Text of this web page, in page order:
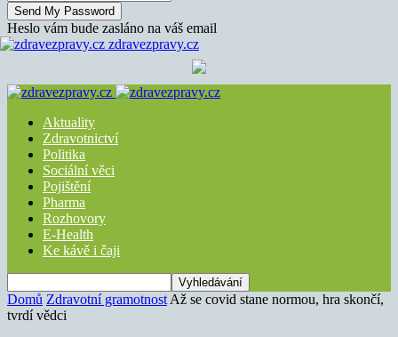
Heslo vám bude zasláno na váš email
zdravezpravy.cz
Aktuality
Zdravotnictví
Politika
Sociální věci
Pojištění
Pharma
Rozhovory
E-Health
Ke kávě i čaji
Domů Zdravotní gramotnost Až se covid stane normou, hra skončí,
tvrdí vědci